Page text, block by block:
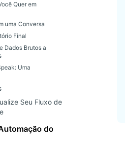
Quer em
uma Conversa
Final
Dados Brutos a
Uma
Seu Fluxo de
do